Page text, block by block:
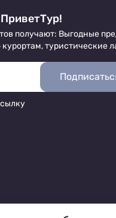
получают: Выгодные
туристические